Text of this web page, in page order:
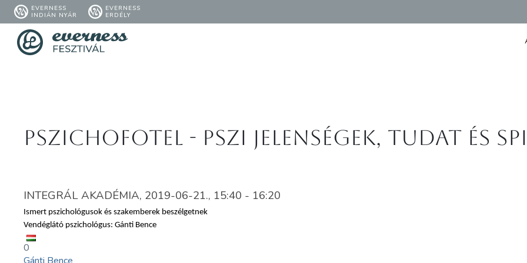
EVERNESS
INDIÁN NYÁR
EVERNESS
ERDÉLY
Pszichofotel - Pszi jelenségek, tudat és
INTEGRÁL AKADÉMIA, 2019-06-21., 15:40 - 16:20
Ismert pszichológusok és szakemberek beszélgetnek
Vendéglátó pszichológus: Gánti Bence
0